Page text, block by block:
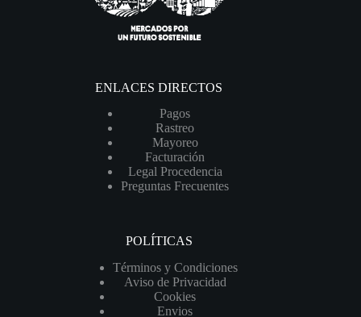
ENLACES DIRECTOS
Pagos
Rastreo
Mayoreo
Facturación
Legal Procedencia
Preguntas Frecuentes
POLÍTICAS
Términos y Condiciones
Aviso de Privacidad
Cookies
Envios